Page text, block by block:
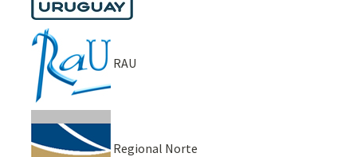
RAU
Regional Norte